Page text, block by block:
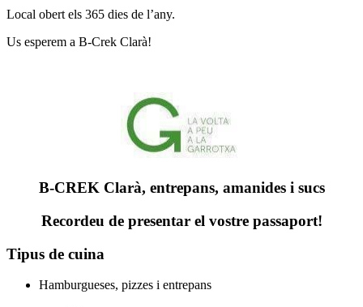
Local obert els 365 dies de l’any.
Us esperem a B-Crek Clarà!
B-CREK Clarà, entrepans, amanides i sucs
Recordeu de presentar el vostre passaport!
Tipus de cuina
Hamburgueses, pizzes i entrepans